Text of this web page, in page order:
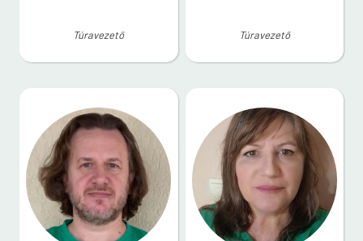
Túravezető Túravezető